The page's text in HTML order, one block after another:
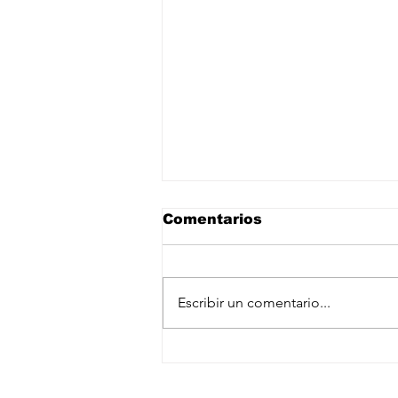
Comentarios
Escribir un comentario...